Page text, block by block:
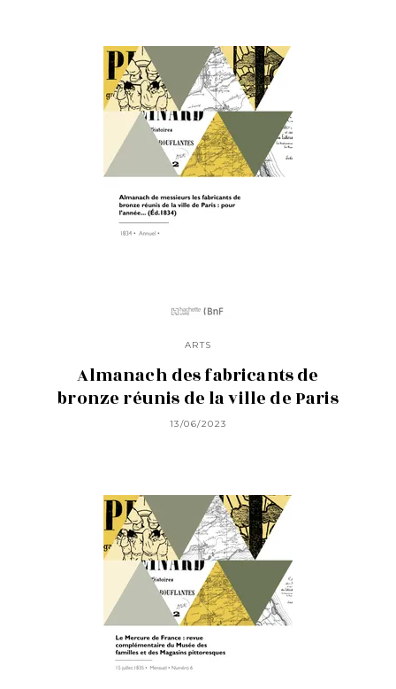
ARTS
Almanach des fabricants de
bronze réunis de la ville de Paris
13/06/2023